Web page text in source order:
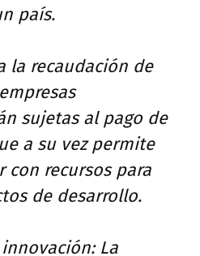
país.
la recaudación de
sujetas al pago de
a su vez permite
con recursos para
de desarrollo.
La